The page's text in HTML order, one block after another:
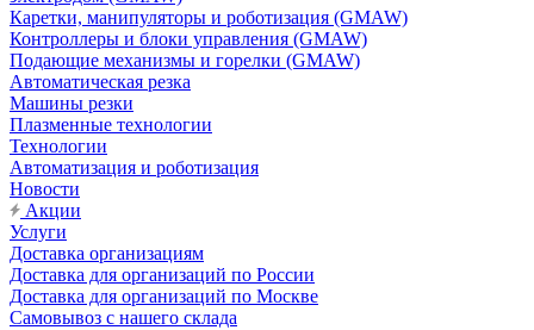
Каретки, манипуляторы и роботизация (GMAW)
Контроллеры и блоки управления (GMAW)
Подающие механизмы и горелки (GMAW)
Автоматическая резка
Машины резки
Плазменные технологии
Технологии
Автоматизация и роботизация
Новости
Акции
Услуги
Доставка организациям
Доставка для организаций по России
Доставка для организаций по Москве
Самовывоз с нашего склада